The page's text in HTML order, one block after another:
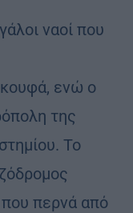
ναοί που
ενώ ο
της
Το
περνά από